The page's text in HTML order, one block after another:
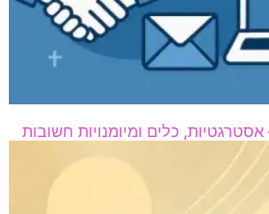
אסטרגטיות, כלים ומיומנויות חשובות